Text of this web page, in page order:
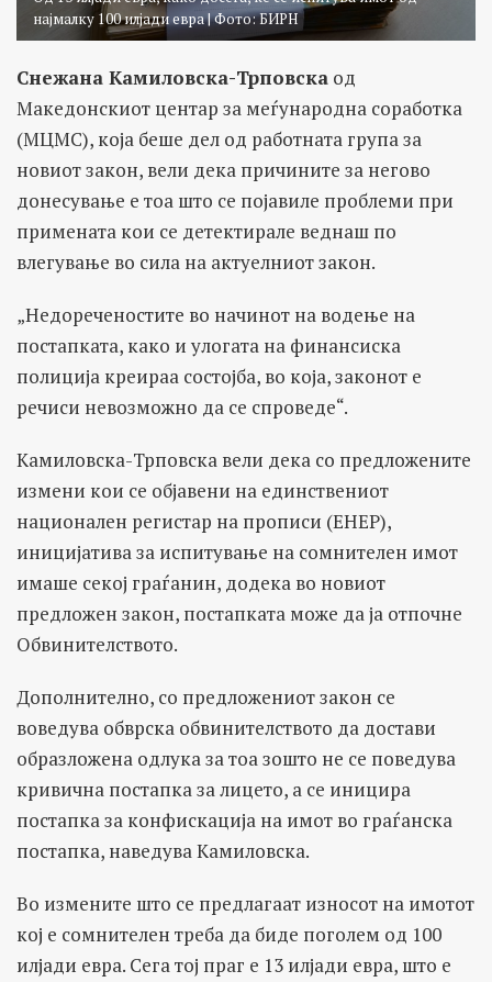
најмалку 100 илјади евра | Фото: БИРН
Снежана Камиловска-Трповска од
Македонскиот центар за меѓународна соработка
(МЦМС), која беше дел од работната група за
новиот закон, вели дека причините за негово
донесување е тоа што се појавиле проблеми при
примената кои се детектирале веднаш по
влегување во сила на актуелниот закон.
„Недореченостите во начинот на водење на
постапката, како и улогата на финансиска
полиција креираа состојба, во која, законот е
речиси невозможно да се спроведе“.
Камиловска-Трповска вели дека со предложените
измени кои се објавени на единствениот
национален регистар на прописи (ЕНЕР),
иницијатива за испитување на сомнителен имот
имаше секој граѓанин, додека во новиот
предложен закон, постапката може да ја отпочне
Обвинителството.
Дополнително, со предложениот закон се
воведува обврска обвинителството да достави
образложена одлука за тоа зошто не се поведува
кривична постапка за лицето, а се иницира
постапка за конфискација на имот во граѓанска
постапка, наведува Камиловска.
Во измените што се предлагаат износот на имотот
кој е сомнителен треба да биде поголем од 100
илјади евра. Сега тој праг е 13 илјади евра, што е